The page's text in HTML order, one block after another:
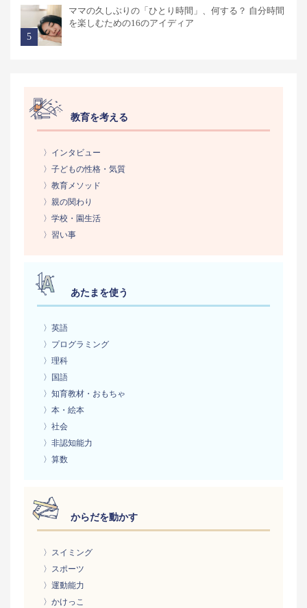
ママの久しぶりの「ひとり時間」、何する？ 自分時間
を楽しむための16のアイディア
教育を考える
〉インタビュー
〉子どもの性格・気質
〉教育メソッド
〉親の関わり
〉学校・園生活
〉習い事
あたまを使う
〉英語
〉プログラミング
〉理科
〉国語
〉知育教材・おもちゃ
〉本・絵本
〉社会
〉非認知能力
〉算数
からだを動かす
〉スイミング
〉スポーツ
〉運動能力
〉かけっこ